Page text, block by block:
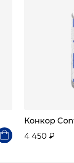
Конкор
4 450 ₽